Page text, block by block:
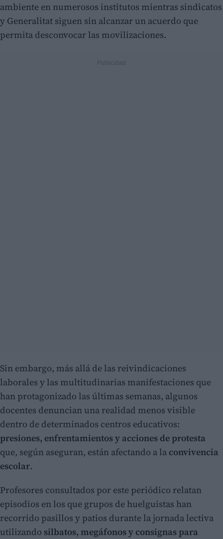
ambiente en numerosos institutos mientras sindicatos
y Generalitat siguen sin alcanzar un acuerdo que
permita desconvocar las movilizaciones.
Sin embargo, más allá de las reivindicaciones
laborales y las multitudinarias manifestaciones que
han protagonizado las últimas semanas, algunos
docentes denuncian una realidad menos visible
dentro de determinados centros educativos:
presiones, enfrentamientos y acciones de protesta
que, según aseguran, están afectando a la convivencia
escolar.
Profesores consultados por este periódico relatan
episodios en los que grupos de huelguistas han
recorrido pasillos y patios durante la jornada lectiva
utilizando silbatos, megáfonos y consignas para